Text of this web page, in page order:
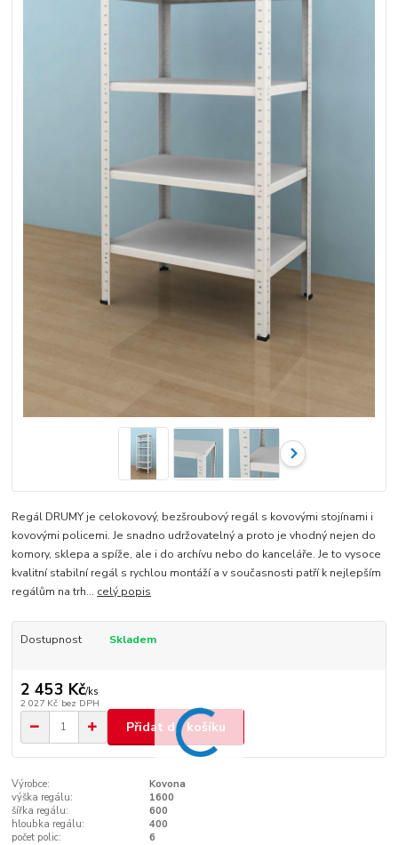
Regál DRUMY je celokovový, bezšroubový regál s kovovými stojínami i
kovovými policemi. Je snadno udržovatelný a proto je vhodný nejen do
komory, sklepa a spíže, ale i do archívu nebo do kanceláře. Je to vysoce
kvalitní stabilní regál s rychlou montáží a v současnosti patří k nejlepším
regálům na trh... celý popis
Dostupnost Skladem
2 453 Kč/ks
2 027 Kč bez DPH
Přidat do košíku
Výrobce:
Kovona
výška regálu:
1600
šířka regálu:
600
hloubka regálu:
400
počet polic:
6